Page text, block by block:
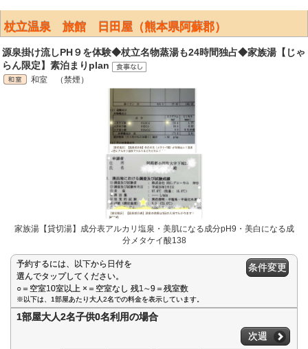
杖立温泉 旅館 日田屋（熊本県阿蘇郡）
源泉掛け流しPH９を体験◆杖立名物蒸湯も24時間独占◆家族湯【じゃ
らん限定】素泊まりplan
和室 （禁煙）
家族湯【貸切湯】成分表アルカリ塩泉・美肌になる成分pH9・美白になる成
分メタケイ酸138
予約するには、以下から日付を
選んでタップしてください。
○＝空室10室以上 ×＝空室なし 残1∼9＝残室数
条件変更
※以下は、1部屋あたり大人2名での料金を表示しています。
1部屋大人2名子供0名利用の場合
次週